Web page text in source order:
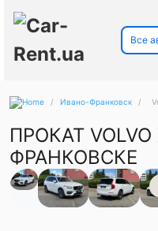
Все
/ Ивано-Франковск /
ПРОКАТ
ФРАНКОВСКЕ